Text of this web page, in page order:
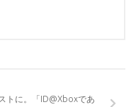
トに。「ID@Xboxであ